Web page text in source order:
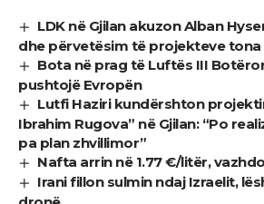
LDK në Gjilan akuzon Alban
dhe përvetësim të projekteve tona
Bota në prag të Luftës III
pushtojë Evropën
Lutfi Haziri kundërshton
Ibrahim Rugova” në Gjilan: “Po
pa plan zhvillimor”
Nafta arrin në 1.77 €/litër,
Irani fillon sulmin ndaj Izraelit,